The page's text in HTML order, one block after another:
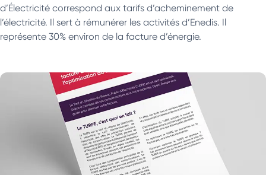
d’Électricité correspond aux tarifs d’acheminement de
l’électricité. Il sert à rémunérer les activités d’Enedis. Il
représente 30% environ de la facture d’énergie.